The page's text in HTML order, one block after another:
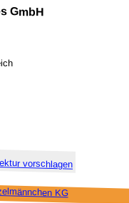
GmbH
vor­schlagen
KG